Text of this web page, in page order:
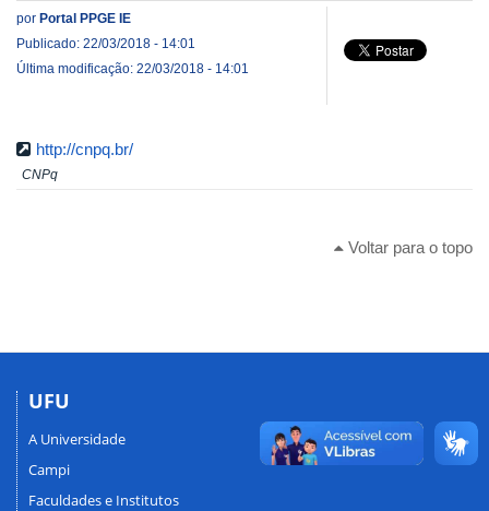
por Portal PPGE IE
Publicado: 22/03/2018 - 14:01
Última modificação: 22/03/2018 - 14:01
http://cnpq.br/
CNPq
Voltar para o topo
UFU
A Universidade
Campi
Faculdades e Institutos